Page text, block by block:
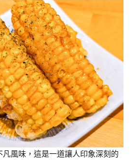
風味，這是一道讓人印象深刻的